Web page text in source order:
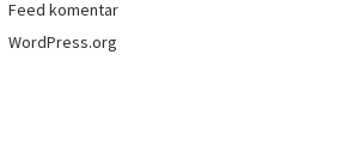
Feed komentar
WordPress.org